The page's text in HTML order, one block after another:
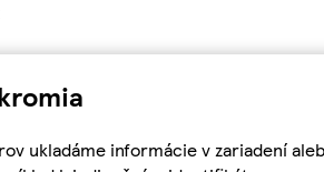
ukladáme informácie v zariadení